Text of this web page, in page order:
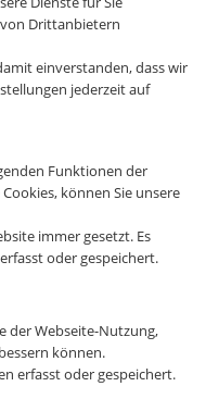
Drittanbietern
einverstanden, dass wir
jederzeit auf
Funktionen der
können Sie unsere
immer gesetzt. Es
oder gespeichert.
der Webseite-Nutzung,
können.
erfasst oder gespeichert.